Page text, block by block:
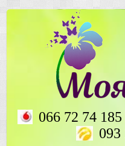
066 72 74 185
093